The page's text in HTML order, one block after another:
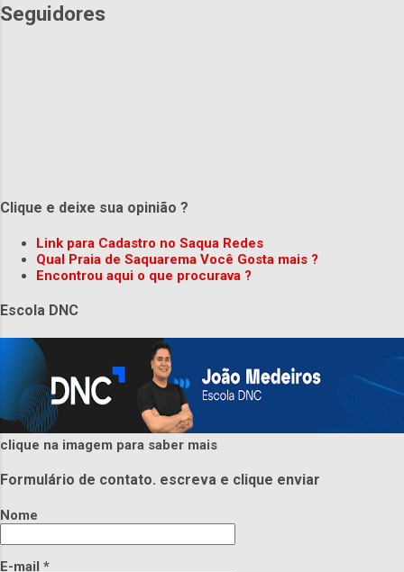
Seguidores
Clique e deixe sua opinião ?
Link para Cadastro no Saqua Redes
Qual Praia de Saquarema Você Gosta mais ?
Encontrou aqui o que procurava ?
Escola DNC
clique na imagem para saber mais
Formulário de contato. escreva e clique enviar
Nome
E-mail *